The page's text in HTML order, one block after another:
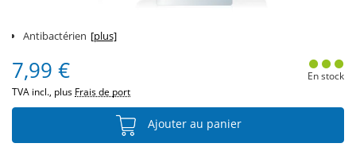
Antibactérien [plus]
7,99 €
TVA incl., plus Frais de port
En stock
Ajouter au panier